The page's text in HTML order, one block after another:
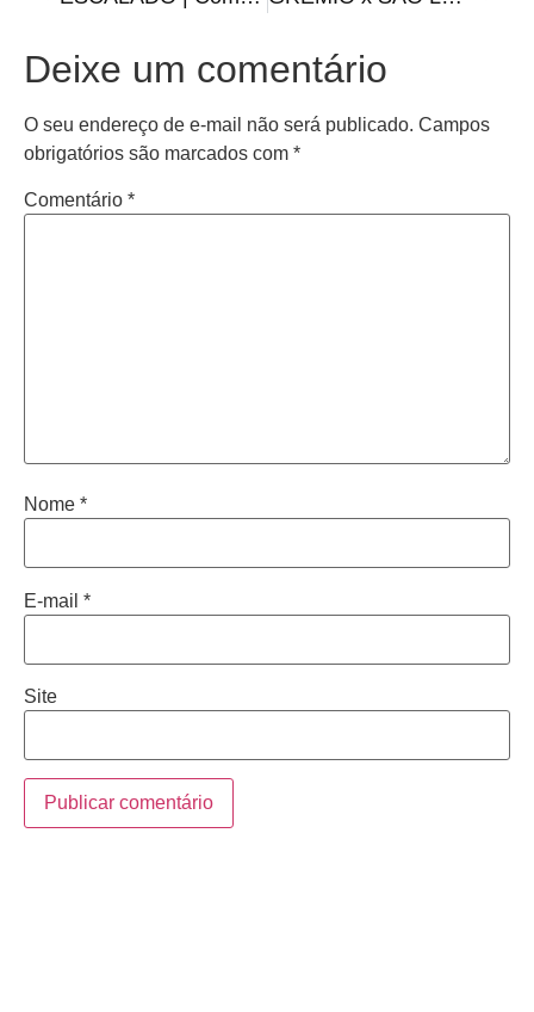
Deixe um comentário
O seu endereço de e-mail não será publicado. Campos
obrigatórios são marcados com *
Comentário *
Nome *
E-mail *
Site